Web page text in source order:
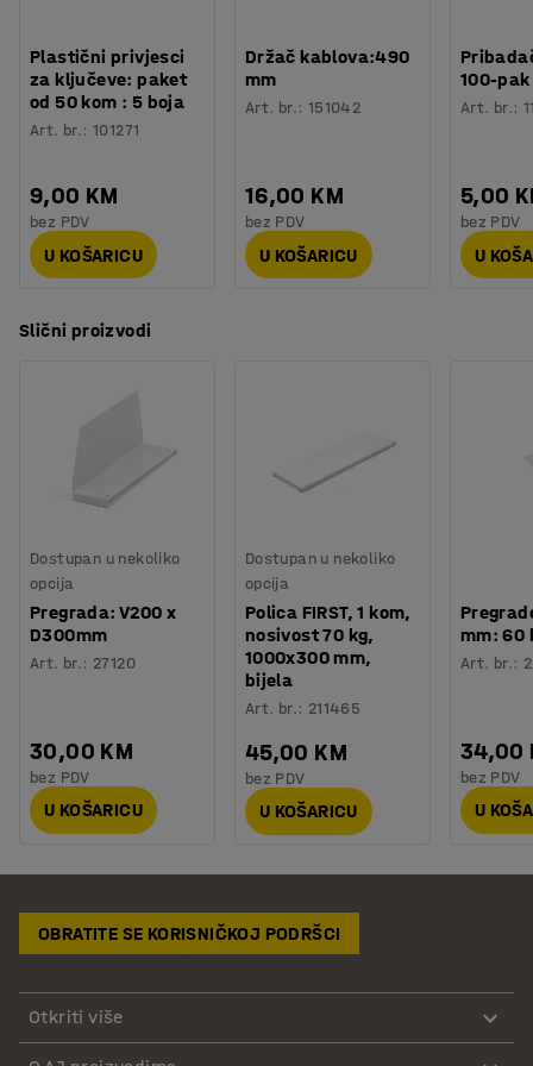
Plastični privjesci
za ključeve: paket
od 50 kom : 5 boja
Art. br.:101271
9,00 KM
bez PDV
U KOŠARICU
Držač kablova:490
mm
Art. br.: 151042
16,00 KM
bez PDV
U KOŠARICU
100-pak
Art. br.:
5,00
bez PDV
U
Slični proizvodi
Dostupan u nekoliko
opcija
Pregrada: V200 x
D300mm
Art. br.: 27120
30,00 KM
bez PDV
U KOŠARICU
Dostupan u nekoliko
opcija
Polica FIRST, 1 kom,
nosivost 70 kg,
1000x300 mm,
bijela
Art. br.: 211465
45,00 KM
bez PDV
U KOŠARICU
mm: 60
Art. br.:
34,00
bez PDV
U
OBRATITE SE KORISNIČKOJ PODRŠCI
Otkriti više